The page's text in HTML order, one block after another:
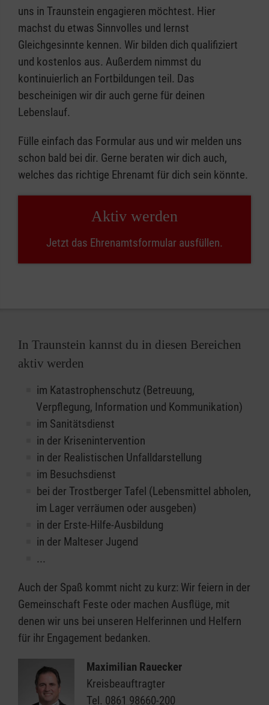
uns in Traunstein engagieren möchtest. Hier
machst du etwas Sinnvolles und lernst
Gleichgesinnte kennen. Wir bilden dich qualifiziert
und kostenlos aus. Außerdem nimmst du
kontinuierlich an Fortbildungen teil. Das
bescheinigen wir dir auch gerne für deinen
Lebenslauf.
Fülle einfach das Formular aus und wir melden uns
schon bald bei dir. Gerne beraten wir dich auch,
welches das richtige Ehrenamt für dich sein könnte.
Aktiv werden
Jetzt das Ehrenamtsformular ausfüllen.
In Traunstein kannst du in diesen Bereichen
aktiv werden
im Katastrophenschutz (Betreuung,
Verpflegung, Information und Kommunikation)
im Sanitätsdienst
in der Krisenintervention
in der Realistischen Unfalldarstellung
im Besuchsdienst
bei der Trostberger Tafel (Lebensmittel abholen,
im Lager verräumen oder ausgeben)
in der Erste-Hilfe-Ausbildung
in der Malteser Jugend
...
Auch der Spaß kommt nicht zu kurz: Wir feiern in der
Gemeinschaft Feste oder machen Ausflüge, mit
denen wir uns bei unseren Helferinnen und Helfern
für ihr Engagement bedanken.
Maximilian Rauecker
Kreisbeauftragter
Tel. 0861 98660-200